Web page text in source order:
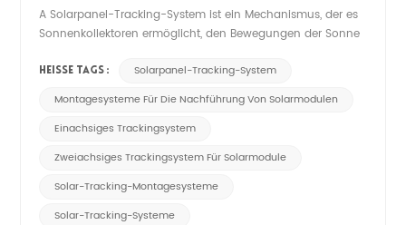
A Solarpanel-Tracking-System ist ein Mechanismus, der es
Sonnenkollektoren ermöglicht, den Bewegungen der Sonne
Systeme Maximieren Sie die Menge an Sonnenlicht, die die
Module erhalten, und erhöhen Sie so deren Effizienz und
Energieausbeute. Es gib...
HEISSE TAGS :
Solarpanel-Tracking-System
Montagesysteme Für Die Nachführung Von Solarmodulen
Einachsiges Trackingsystem
Zweiachsiges Trackingsystem Für Solarmodule
Solar-Tracking-Montagesysteme
Solar-Tracking-Systeme